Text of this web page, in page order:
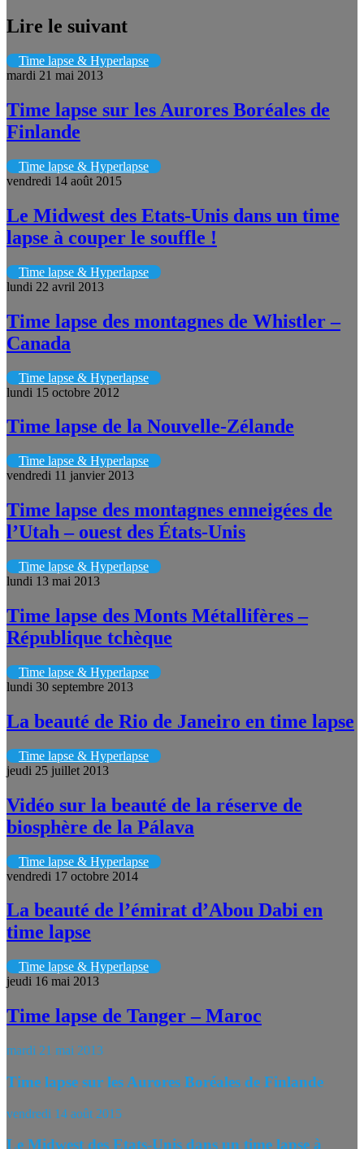
Lire le suivant
Time lapse & Hyperlapse
mardi 21 mai 2013
Time lapse sur les Aurores Boréales de
Finlande
Time lapse & Hyperlapse
vendredi 14 août 2015
Le Midwest des Etats-Unis dans un time
lapse à couper le souffle !
Time lapse & Hyperlapse
lundi 22 avril 2013
Time lapse des montagnes de Whistler –
Canada
Time lapse & Hyperlapse
lundi 15 octobre 2012
Time lapse de la Nouvelle-Zélande
Time lapse & Hyperlapse
vendredi 11 janvier 2013
Time lapse des montagnes enneigées de
l’Utah – ouest des États-Unis
Time lapse & Hyperlapse
lundi 13 mai 2013
Time lapse des Monts Métallifères –
République tchèque
Time lapse & Hyperlapse
lundi 30 septembre 2013
La beauté de Rio de Janeiro en time lapse
Time lapse & Hyperlapse
jeudi 25 juillet 2013
Vidéo sur la beauté de la réserve de
biosphère de la Pálava
Time lapse & Hyperlapse
vendredi 17 octobre 2014
La beauté de l’émirat d’Abou Dabi en
time lapse
Time lapse & Hyperlapse
jeudi 16 mai 2013
Time lapse de Tanger – Maroc
mardi 21 mai 2013
Time lapse sur les Aurores Boréales de Finlande
vendredi 14 août 2015
Le Midwest des Etats-Unis dans un time lapse à